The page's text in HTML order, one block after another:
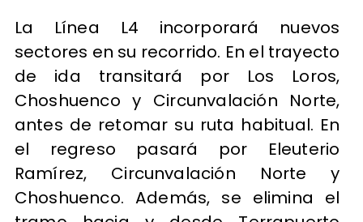
La Línea L4 incorporará nuevos
sectores en su recorrido. En el trayecto
de ida transitará por Los Loros,
Choshuenco y Circunvalación Norte,
antes de retomar su ruta habitual. En
el regreso pasará por Eleuterio
Ramírez, Circunvalación Norte y
Choshuenco. Además, se elimina el